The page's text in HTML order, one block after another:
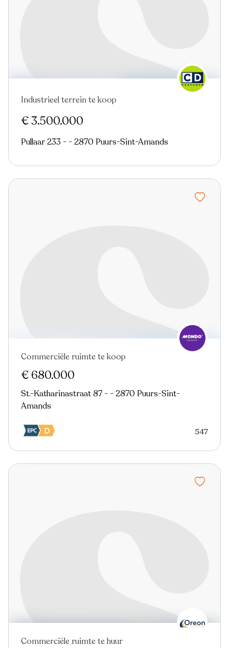
Industrieel terrein te koop
€ 3.500.000
Pullaar 233 - - 2870 Puurs-Sint-Amands
Commerciële ruimte te koop
€ 680.000
St.-Katharinastraat 87 - - 2870 Puurs-Sint-
Amands
547
Commerciële ruimte te huur